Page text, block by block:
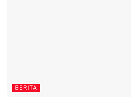
BERITA